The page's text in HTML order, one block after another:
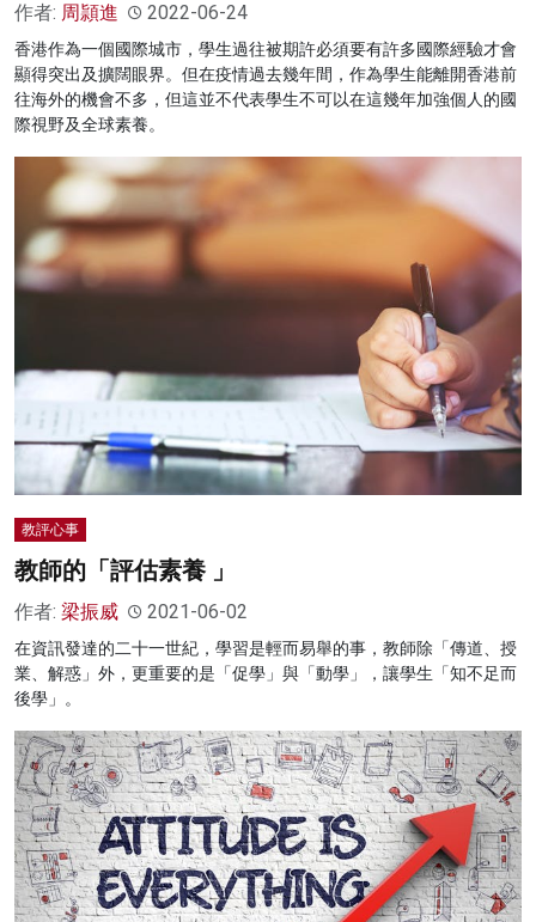
作者: 周頴進 2022-06-24
香港作為一個國際城市，學生過往被期許必須要有許多國際經驗才會
顯得突出及擴闊眼界。但在疫情過去幾年間，作為學生能離開香港前
往海外的機會不多，但這並不代表學生不可以在這幾年加強個人的國
際視野及全球素養。
教評心事
教師的「評估素養 」
作者: 梁振威 2021-06-02
在資訊發達的二十一世紀，學習是輕而易舉的事，教師除「傳道、授
業、解惑」外，更重要的是「促學」與「動學」，讓學生「知不足而
後學」。